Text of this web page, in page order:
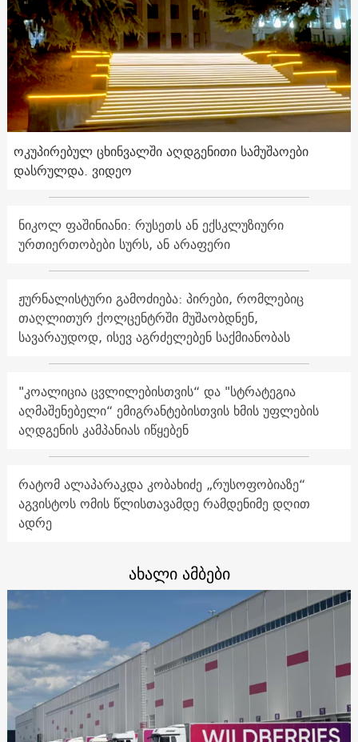
ოკუპირებულ ცხინვალში აღდგენითი სამუშაოები
დასრულდა. ვიდეო
ნიკოლ ფაშინიანი: რუსეთს ან ექსკლუზიური
ურთიერთობები სურს, ან არაფერი
ჟურნალისტური გამოძიება: პირები, რომლებიც
თაღლითურ ქოლცენტრში მუშაობდნენ,
სავარაუდოდ, ისევ აგრძელებენ საქმიანობას
"კოალიცია ცვლილებისთვის“ და "სტრატეგია
აღმაშენებელი“ ემიგრანტებისთვის ხმის უფლების
აღდგენის კამპანიას იწყებენ
რატომ ალაპარაკდა კობახიძე „რუსოფობიაზე“
აგვისტოს ომის წლისთავამდე რამდენიმე დღით
ადრე
ახალი ამბები